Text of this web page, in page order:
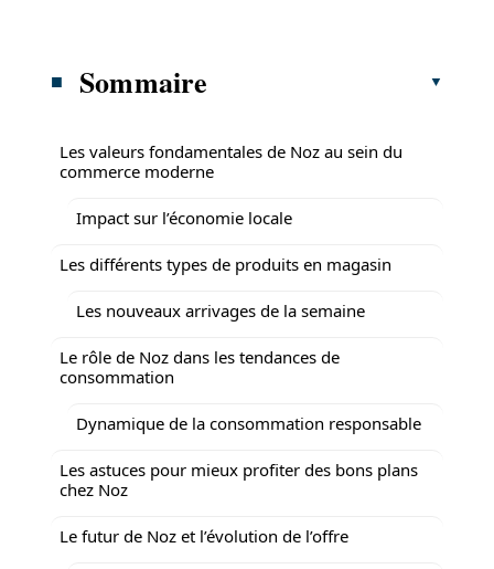
Sommaire
Les valeurs fondamentales de Noz au sein du
commerce moderne
Impact sur l’économie locale
Les différents types de produits en magasin
Les nouveaux arrivages de la semaine
Le rôle de Noz dans les tendances de
consommation
Dynamique de la consommation responsable
Les astuces pour mieux profiter des bons plans
chez Noz
Le futur de Noz et l’évolution de l’offre